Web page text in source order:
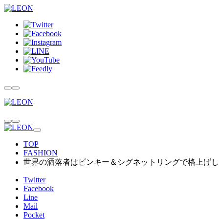
TOP
FASHION
世界の洒落者はピンキー＆シグネットリングで格上げ
Twitter
Facebook
Line
Mail
Pocket